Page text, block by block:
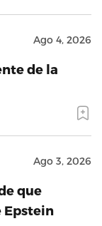
Ago 4, 2026
de la
Ago 3, 2026
que
Epstein